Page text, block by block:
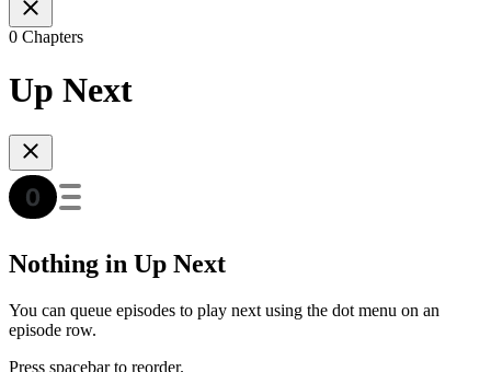
0 Chapters
Up Next
Nothing in Up Next
You can queue episodes to play next using the dot menu on an
episode row.
Press spacebar to reorder.